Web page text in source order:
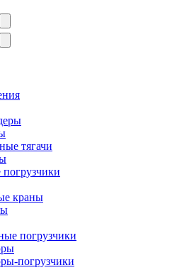
тягачи
краны
погрузчики
погрузчики